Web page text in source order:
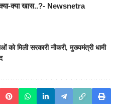
क्या खास..?- Newsnetra
को मिली सरकारी नौकरी,मुख्यमंत्री धामी